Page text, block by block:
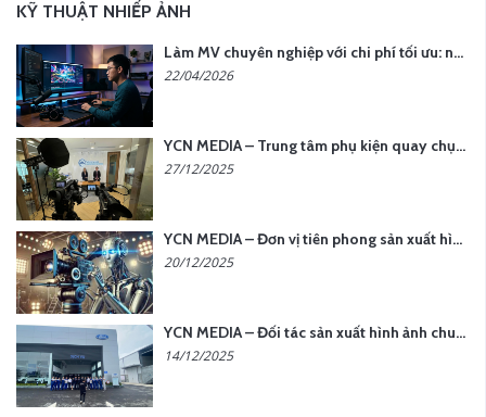
KỸ THUẬT NHIẾP ẢNH
Làm MV chuyên nghiệp với chi phí tối ưu: nên chọn quay thực tế hay video AI?
22/04/2026
YCN MEDIA – Trung tâm phụ kiện quay chụp tại Hà Nội
27/12/2025
YCN MEDIA – Đơn vị tiên phong sản xuất hình ảnh & âm thanh bằng AI tại Hà Nội
20/12/2025
YCN MEDIA – Đối tác sản xuất hình ảnh chuyên nghiệp cho doanh nghiệp tại Hà Nội
14/12/2025